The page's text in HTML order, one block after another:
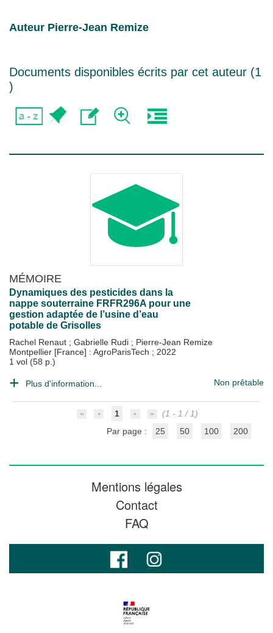
Auteur Pierre-Jean Remize
Documents disponibles écrits par cet auteur (1
)
MÉMOIRE
Dynamiques des pesticides dans la
nappe souterraine FRFR296A pour une
gestion adaptée de l’usine d’eau
potable de Grisolles
Rachel Renaut ; Gabrielle Rudi ; Pierre-Jean Remize
Montpellier [France] : AgroParisTech ; 2022
1 vol (58 p.)
Plus d'information... Non prêtable
1
(1 - 1 / 1)
Par page :
25 50 100 200
Mentions légales
Contact
FAQ